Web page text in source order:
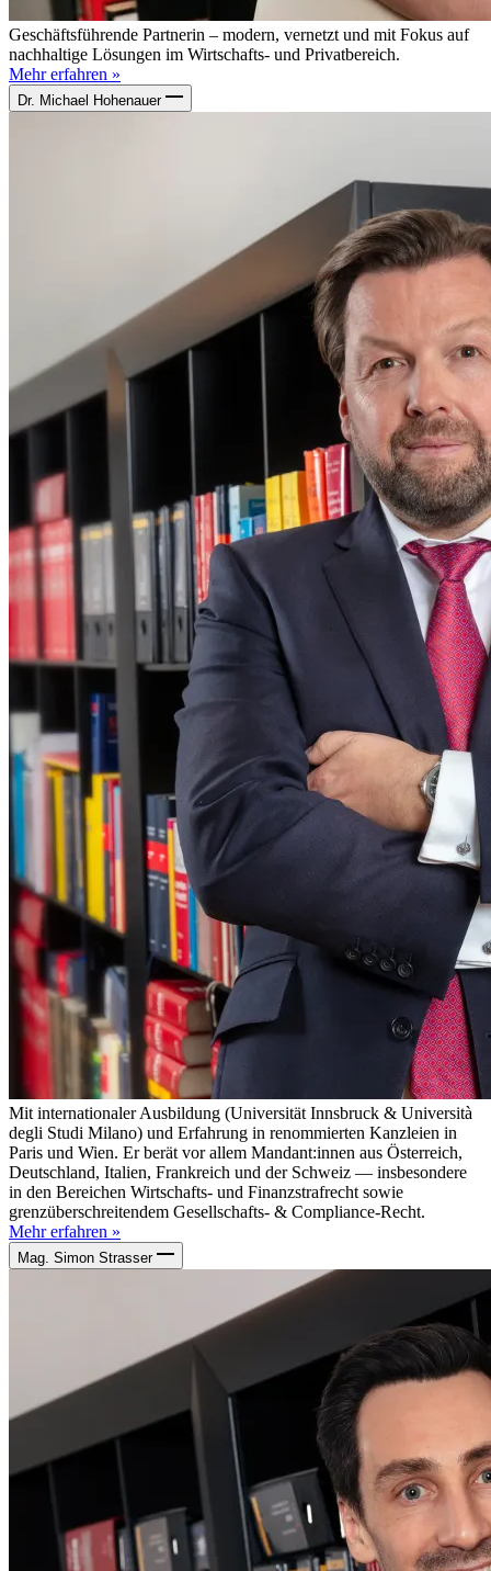
Geschäftsführende Partnerin – modern, vernetzt und mit Fokus auf
nachhaltige Lösungen im Wirtschafts- und Privatbereich.
Mehr erfahren »
Dr. Michael Hohenauer
Mit internationaler Ausbildung (Universität Innsbruck & Università
degli Studi Milano) und Erfahrung in renommierten Kanzleien in
Paris und Wien. Er berät vor allem Mandant:innen aus Österreich,
Deutschland, Italien, Frankreich und der Schweiz — insbesondere
in den Bereichen Wirtschafts- und Finanzstrafrecht sowie
grenzüberschreitendem Gesellschafts- & Compliance-Recht.
Mehr erfahren »
Mag. Simon Strasser